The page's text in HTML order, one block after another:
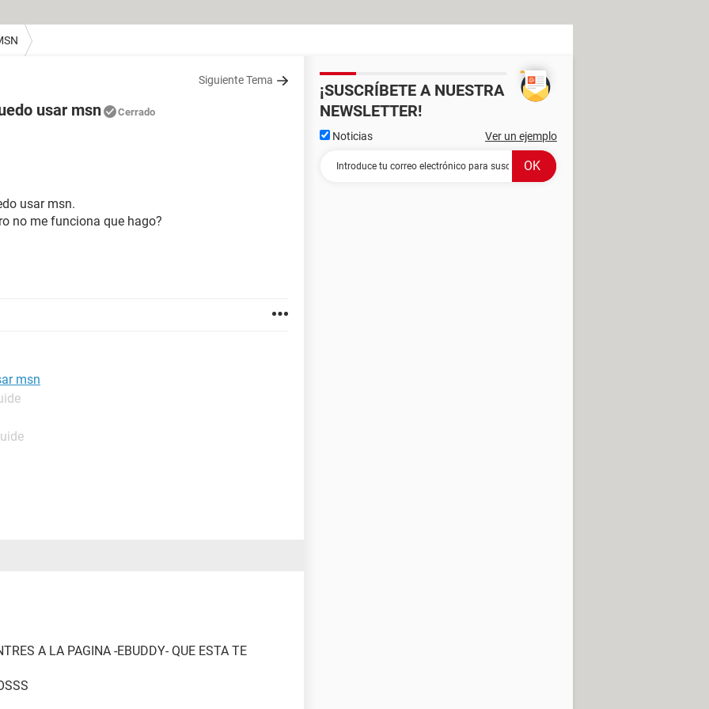
Siguiente Tema
usar msn Cerrado
usar msn.
no me funciona que hago?
msn
A LA PAGINA -EBUDDY- QUE ESTA TE
¡SUSCRÍBETE A NUESTRA
NEWSLETTER!
Noticias Ver un ejemplo